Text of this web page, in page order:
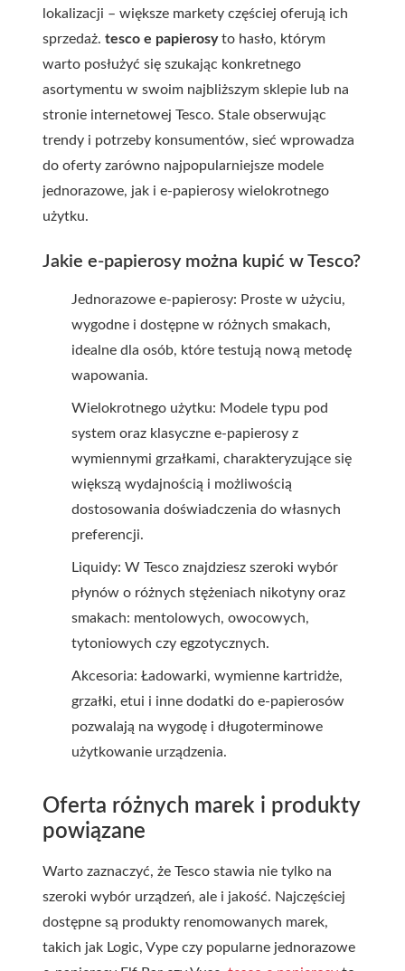
lokalizacji – większe markety częściej oferują ich
sprzedaż. tesco e papierosyto hasło, którym
warto posłużyć się szukając konkretnego
asortymentu w swoim najbliższym sklepie lub na
stronie internetowej Tesco. Stale obserwując
trendy i potrzeby konsumentów, sieć wprowadza
do oferty zarówno najpopularniejsze modele
jednorazowe, jak i e-papierosy wielokrotnego
użytku.
Jakie e-papierosy można kupić w Tesco?
Jednorazowe e-papierosy: Proste w użyciu,
wygodne i dostępne w różnych smakach,
idealne dla osób, które testują nową metodę
wapowania.
Wielokrotnego użytku: Modele typu pod
system oraz klasyczne e-papierosy z
wymiennymi grzałkami, charakteryzujące się
większą wydajnością i możliwością
dostosowania doświadczenia do własnych
preferencji.
Liquidy: W Tesco znajdziesz szeroki wybór
płynów o różnych stężeniach nikotyny oraz
smakach: mentolowych, owocowych,
tytoniowych czy egzotycznych.
Akcesoria: Ładowarki, wymienne kartridże,
grzałki, etui i inne dodatki do e-papierosów
pozwalają na wygodę i długoterminowe
użytkowanie urządzenia.
Oferta różnych marek i produkty
powiązane
Warto zaznaczyć, że Tesco stawia nie tylko na
szeroki wybór urządzeń, ale i jakość. Najczęściej
dostępne są produkty renomowanych marek,
takich jak Logic, Vype czy popularne jednorazowe